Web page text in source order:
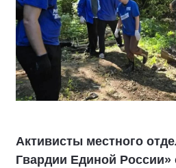
Активисты местного
Гвардии Единой России»